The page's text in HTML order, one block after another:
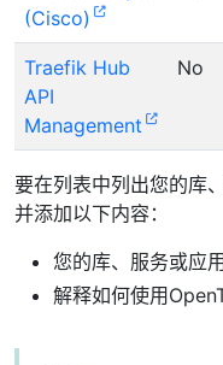
(Cisco)
Traefik Hub
API
Management
No
要在列表中列出您的库
并添加以下内容：
您的库、服务或应
解释如何使用